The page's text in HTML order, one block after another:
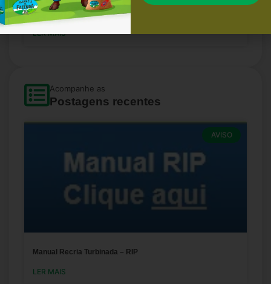
Curso entendendo os produtos veterinários para lojas agro
& Pet Shops (ao vivo e on line)
LER MAIS
Acompanhe as
Postagens recentes
AVISO
Manual Recria Turbinada – RIP
LER MAIS